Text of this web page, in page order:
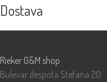
Dostava
Rieker G&M shop
Bulevar despota Stefana 20